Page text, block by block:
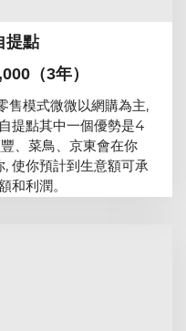
提點
（3年）
售模式微微以網購為主,
提點其中一個優勢是4
、菜鳥、京東會在你
使你預計到生意額可承
和利潤。